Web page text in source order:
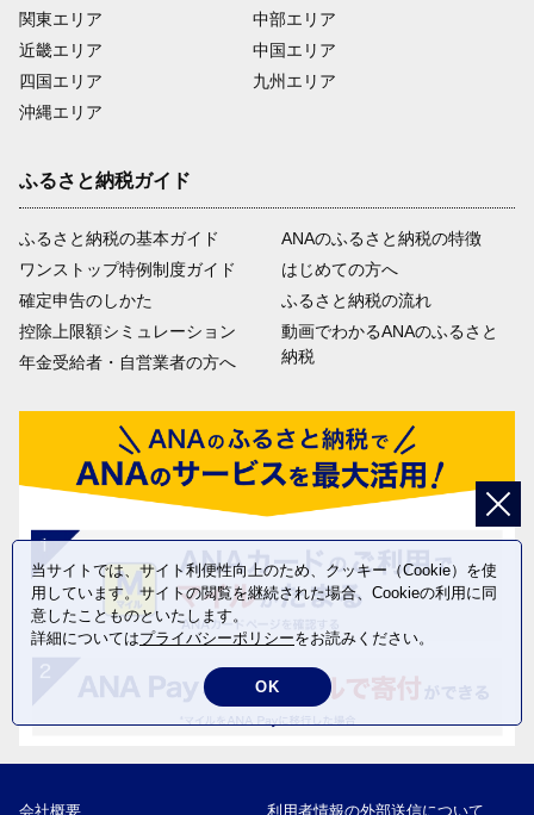
関東エリア
近畿エリア
四国エリア
沖縄エリア
中部エリア
中国エリア
九州エリア
ふるさと納税ガイド
ふるさと納税の基本ガイド
ワンストップ特例制度ガイド
確定申告のしかた
控除上限額シミュレーション
年金受給者・自営業者の方へ
ANAのふるさと納税の特徴
はじめての方へ
ふるさと納税の流れ
動画でわかるANAのふるさと
納税
会社概要 利用者情報の外部送信について
当サイトでは、サイト利便性向上のため、クッキー（Cookie）を使
用しています。サイトの閲覧を継続された場合、Cookieの利用に同
意したことものといたします。
詳細についてはプライバシーポリシーをお読みください。
OK